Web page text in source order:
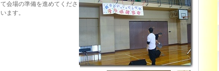
て会場の準備を進めてくださ
います。